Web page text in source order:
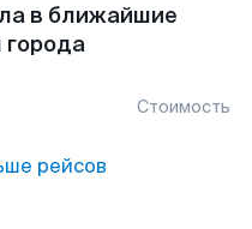
в ближайшие
Стоимость
рейсов